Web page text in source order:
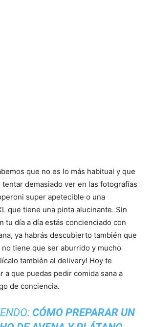
que no es lo más habitual y que
demasiado ver en las fotografías
super apetecible o una
que tiene una pinta alucinante. Sin
tu día a día estás concienciado con
ya habrás descubierto también que
tiene que ser aburrido y mucho
también al delivery! Hoy te
a que puedas pedir comida sana a
de conciencia.
CÓMO PREPARAR UN